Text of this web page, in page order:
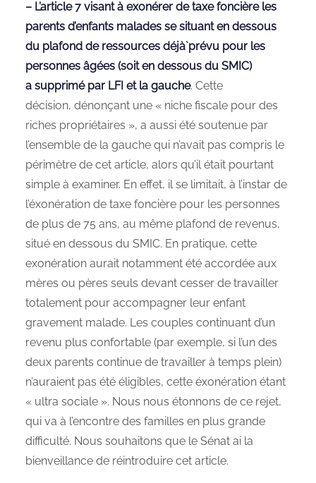
– L’article 7 visant à exonérer de taxe foncière les
parents d’enfants malades se situant en dessous
du plafond de ressources déjà̀ prévu pour les
personnes âgées (soit en dessous du SMIC)
a supprimé par LFI et la gauche. Cette
décision, dénonçant une « niche fiscale pour des
riches propriétaires », a aussi été soutenue par
l’ensemble de la gauche qui n’avait pas compris le
périmètre de cet article, alors qu’il était pourtant
simple à examiner. En effet, il se limitait, à l’instar de
l’éxonération de taxe foncière pour les personnes
de plus de 75 ans, au même plafond de revenus,
situé en dessous du SMIC. En pratique, cette
exonération aurait notamment été accordée aux
mères ou pères seuls devant cesser de travailler
totalement pour accompagner leur enfant
gravement malade. Les couples continuant d’un
revenu plus confortable (par exemple, si l’un des
deux parents continue de travailler à temps plein)
n’auraient pas été éligibles, cette éxonération étant
« ultra sociale ». Nous nous étonnons de ce rejet,
qui va à l’encontre des familles en plus grande
difficulté. Nous souhaitons que le Sénat ai la
bienveillance de réintroduire cet article.